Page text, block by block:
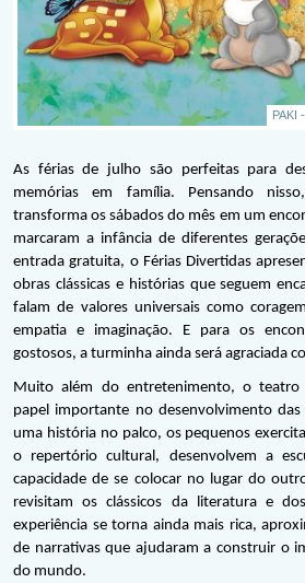
PAKI
As férias de julho são perfeitas para
memórias em família. Pensando
transforma os sábados do mês em um
marcaram a infância de diferentes
entrada gratuita, o Férias Divertidas
obras clássicas e histórias que seguem
falam de valores universais como
empatia e imaginação. E para os
gostosos, a turminha ainda será agraciada
Muito além do entretenimento, o teatro
papel importante no desenvolvimento das
uma história no palco, os pequenos
o repertório cultural, desenvolvem a
capacidade de se colocar no lugar do
revisitam os clássicos da literatura e
experiência se torna ainda mais rica,
de narrativas que ajudaram a construir o
do mundo.